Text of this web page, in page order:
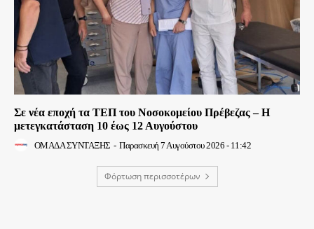
Σε νέα εποχή τα ΤΕΠ του Νοσοκομείου Πρέβεζας – Η
μετεγκατάσταση 10 έως 12 Αυγούστου
ΟΜΑΔΑ ΣΥΝΤΑΞΗΣ - Παρασκευή 7 Αυγούστου 2026 - 11:42
Φόρτωση περισσοτέρων